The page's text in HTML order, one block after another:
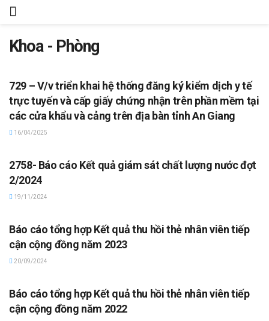
Khoa - Phòng
729 – V/v triển khai hệ thống đăng ký kiểm dịch y tế
trực tuyến và cấp giấy chứng nhận trên phần mềm tại
các cửa khẩu và cảng trên địa bàn tỉnh An Giang
16/04/2025
2758- Báo cáo Kết quả giám sát chất lượng nước đợt
2/2024
19/11/2024
Báo cáo tổng hợp Kết quả thu hồi thẻ nhân viên tiếp
cận cộng đồng năm 2023
20/09/2024
Báo cáo tổng hợp Kết quả thu hồi thẻ nhân viên tiếp
cận cộng đồng năm 2022